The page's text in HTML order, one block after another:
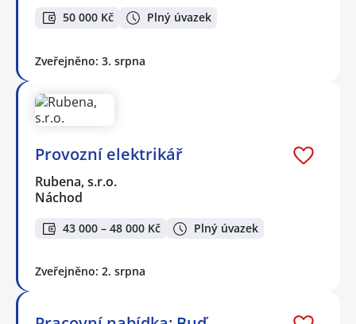
50 000 Kč Plný úvazek
Zveřejněno: 3. srpna
Provozní elektrikář
Rubena, s.r.o.
Náchod
43 000 – 48 000 Kč Plný úvazek
Zveřejněno: 2. srpna